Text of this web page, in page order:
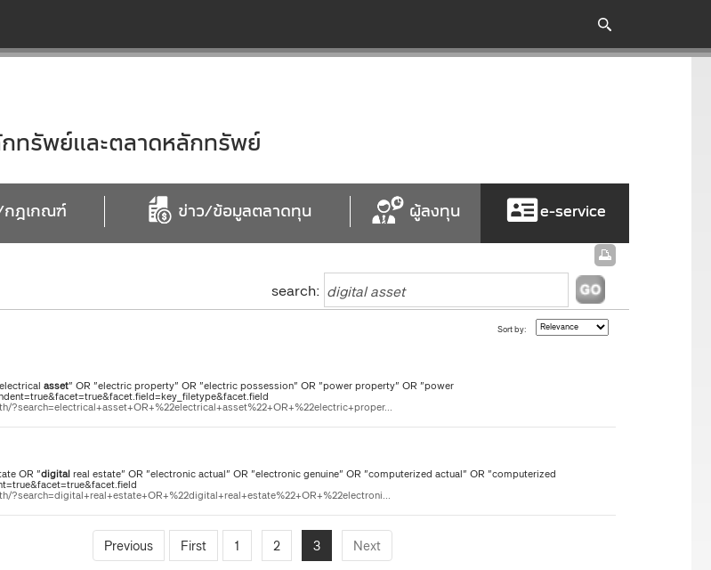
ทรัพย์และตลาดหลักทรัพย์
ฎเกณฑ์ ข่าว/ข้อมูลตลาดทุน ผู้ลงทุน e-service
search:
Sort by:
asset" OR "electric property" OR "electric possession" OR "power property" OR "power
?search=electrical+asset+OR+%22electrical+asset%22+OR+%22electric+proper...
OR "digitalreal estate" OR "electronic actual" OR "electronic genuine" OR "computerized actual" OR "computerized
?search=digital+real+estate+OR+%22digital+real+estate%22+OR+%22electroni...
Previous First 1 2 3 Next